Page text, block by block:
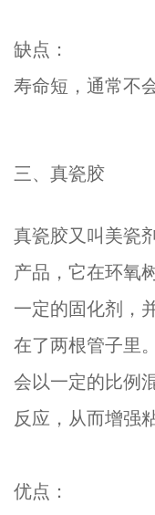
缺点：
寿命短，通常不
三、真瓷胶
真瓷胶又叫美瓷
产品，它在环氧
一定的固化剂，
在了两根管子里
会以一定的比例
反应，从而增强
优点：